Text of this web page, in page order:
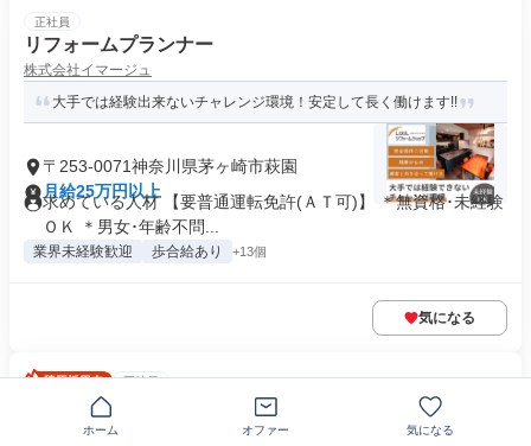
正社員
リフォームプランナー
株式会社イマージュ
大手では経験出来ないチャレンジ環境！安定して長く働けます!!
〒253-0071神奈川県茅ヶ崎市萩園
月給25万円以上
求めている人材 【要普通運転免許(ＡＴ可)】 ＊無資格･未経験
ＯＫ ＊男女･年齢不問...
業界未経験歓迎 歩合給あり +13個
気になる
正社員
セールスドライバー
ヤマト運輸株式会社
ホーム オファー 気になる